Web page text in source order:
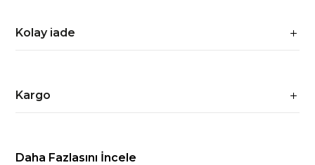
Kolay iade
Kargo
Daha Fazlasını İncele